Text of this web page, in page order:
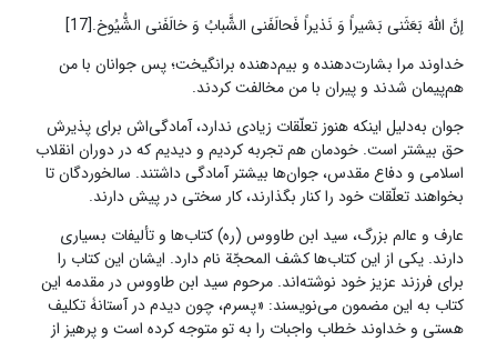
إنَّ اللّهَ بَعَثَنی بَشیراً وَ نَذیراً فَحالَفَنی الشَّبابُ وَ خالَفَنی الشُّیُوخ‏.[17]
خداوند مرا بشارت‌دهنده و بیم‌دهنده برانگیخت؛ پس جوانان با من
هم‌پیمان شدند و پیران با من مخالفت کردند.
جوان به‌دلیل اینکه هنوز تعلّقات زیادی ندارد، آمادگی‌اش برای پذیرش
حق بیشتر است. خودمان هم تجربه کردیم و دیدیم که در دوران انقلاب
اسلامی و دفاع مقدس، جوان‌ها بیشتر آمادگی داشتند. سالخوردگان تا
بخواهند تعلّقات خود را کنار بگذارند، کار سختی در پیش دارند.
عارف و عالم بزرگ، سید ابن طاووس (ره) کتاب‌ها و تألیفات بسیاری
دارند. یکی از این کتاب‌ها کشف المحجّة نام دارد. ایشان این کتاب را
برای فرزند عزیز خود نوشته‌اند. مرحوم سید ابن طاووس در مقدمه‌ این
کتاب به این مضمون می‌نویسند: «پسرم، چون دیدم در آستانۀ‌ تکلیف
هستی و خداوند خطاب واجبات را به تو متوجه کرده است و پرهیز از